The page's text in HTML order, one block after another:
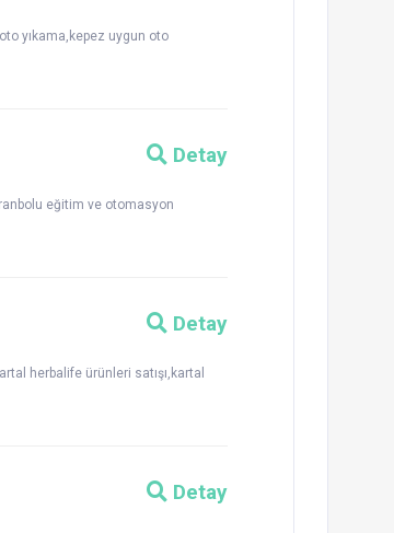
yıkama,kepez uygun oto
Detay
eğitim ve otomasyon
Detay
herbalife ürünleri satışı,kartal
Detay